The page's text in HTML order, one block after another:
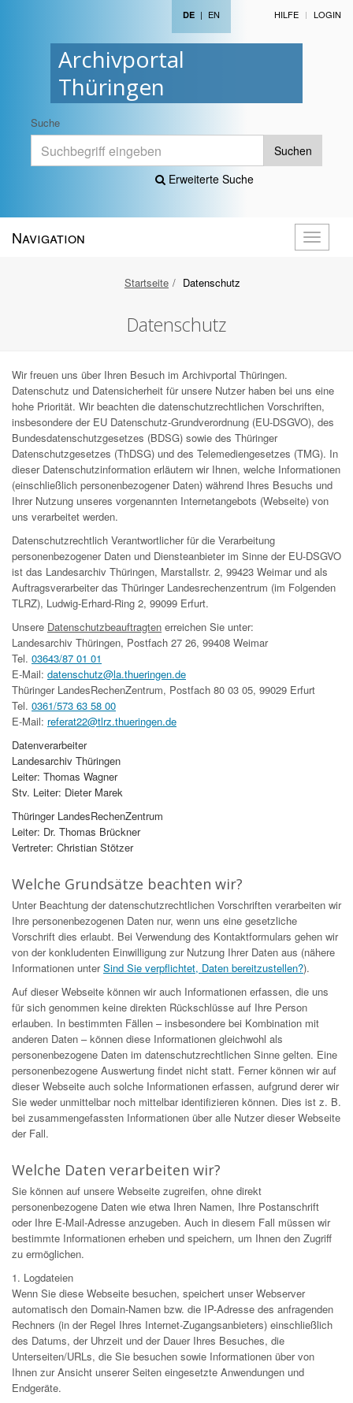
Archivportal
Thüringen
DE | EN HILFE LOGIN
Suche
Suchen
Erweiterte Suche
öffnen
Navigation
Startseite Datenschutz
Datenschutz
Wir freuen uns über Ihren Besuch im Archivportal Thüringen.
Datenschutz und Datensicherheit für unsere Nutzer haben bei uns eine
hohe Priorität. Wir beachten die datenschutzrechtlichen Vorschriften,
insbesondere der EU Datenschutz-Grundverordnung (EU-DSGVO), des
Bundesdatenschutzgesetzes (BDSG) sowie des Thüringer
Datenschutzgesetzes (ThDSG) und des Telemediengesetzes (TMG). In
dieser Datenschutzinformation erläutern wir Ihnen, welche Informationen
(einschließlich personenbezogener Daten) während Ihres Besuchs und
Ihrer Nutzung unseres vorgenannten Internetangebots (Webseite) von
uns verarbeitet werden.
Datenschutzrechtlich Verantwortlicher für die Verarbeitung
personenbezogener Daten und Diensteanbieter im Sinne der EU-DSGVO
ist das Landesarchiv Thüringen, Marstallstr. 2, 99423 Weimar und als
Auftragsverarbeiter das Thüringer Landesrechenzentrum (im Folgenden
TLRZ), Ludwig-Erhard-Ring 2, 99099 Erfurt.
Unsere Datenschutzbeauftragten erreichen Sie unter:
Landesarchiv Thüringen, Postfach 27 26, 99408 Weimar
Tel. 03643/87 01 01
E-Mail: datenschutz@la.thueringen.de
Thüringer LandesRechenZentrum, Postfach 80 03 05, 99029 Erfurt
Tel. 0361/573 63 58 00
E-Mail: referat22@tlrz.thueringen.de
Datenverarbeiter
Landesarchiv Thüringen
Leiter: Thomas Wagner
Stv. Leiter: Dieter Marek
Thüringer LandesRechenZentrum
Leiter: Dr. Thomas Brückner
Vertreter: Christian Stötzer
Welche Grundsätze beachten wir?
Unter Beachtung der datenschutzrechtlichen Vorschriften verarbeiten wir
Ihre personenbezogenen Daten nur, wenn uns eine gesetzliche
Vorschrift dies erlaubt. Bei Verwendung des Kontaktformulars gehen wir
von der konkludenten Einwilligung zur Nutzung Ihrer Daten aus (nähere
Informationen unterSind Sie verpflichtet, Daten bereitzustellen?).
Auf dieser Webseite können wir auch Informationen erfassen, die uns
für sich genommen keine direkten Rückschlüsse auf Ihre Person
erlauben. In bestimmten Fällen – insbesondere bei Kombination mit
anderen Daten – können diese Informationen gleichwohl als
personenbezogene Daten im datenschutzrechtlichen Sinne gelten. Eine
personenbezogene Auswertung findet nicht statt. Ferner können wir auf
dieser Webseite auch solche Informationen erfassen, aufgrund derer wir
Sie weder unmittelbar noch mittelbar identifizieren können. Dies ist z. B.
bei zusammengefassten Informationen über alle Nutzer dieser Webseite
der Fall.
Welche Daten verarbeiten wir?
Sie können auf unsere Webseite zugreifen, ohne direkt
personenbezogene Daten wie etwa Ihren Namen, Ihre Postanschrift
oder Ihre E-Mail-Adresse anzugeben. Auch in diesem Fall müssen wir
bestimmte Informationen erheben und speichern, um Ihnen den Zugriff
zu ermöglichen.
1. Logdateien
Wenn Sie diese Webseite besuchen, speichert unser Webserver
automatisch den Domain-Namen bzw. die IP-Adresse des anfragenden
Rechners (in der Regel Ihres Internet-Zugangsanbieters) einschließlich
des Datums, der Uhrzeit und der Dauer Ihres Besuches, die
Unterseiten/URLs, die Sie besuchen sowie Informationen über von
Ihnen zur Ansicht unserer Seiten eingesetzte Anwendungen und
Endgeräte.